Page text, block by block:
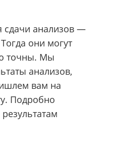
сдачи анализов —
они могут
точны. Мы
анализов,
вам на
Подробно